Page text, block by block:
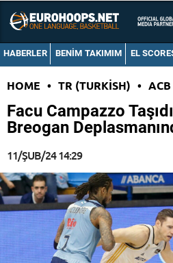
HABERLER BENIM TAKIMIM EL
HOME • TR (TURKISH) • ACB
Facu Campazzo
Breogan
11/ŞUB/24 14:29